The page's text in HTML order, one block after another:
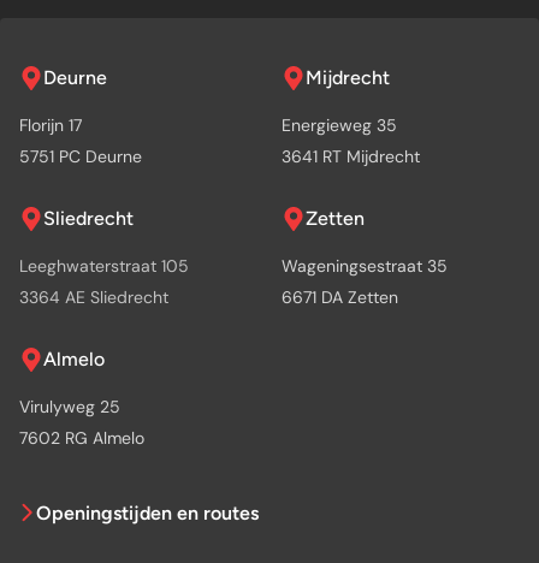
Deurne
Florijn 17
5751 PC Deurne
Mijdrecht
Energieweg 35
3641 RT Mijdrecht
Sliedrecht
Leeghwaterstraat 105
3364 AE Sliedrecht
Zetten
Wageningsestraat 35
6671 DA Zetten
Almelo
Virulyweg 25
7602 RG Almelo
Openingstijden en routes